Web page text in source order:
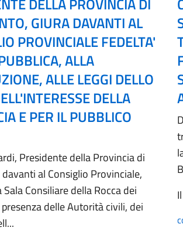
DELLA PROVINCIA DI
GIURA DAVANTI AL
PROVINCIALE FEDELTA'
ALLA
ALLE LEGGI DELLO
DELLA
E PER IL PUBBLICO
Presidente della Provincia di
al Consiglio Provinciale,
Consiliare della Rocca dei
delle Autorità civili, dei